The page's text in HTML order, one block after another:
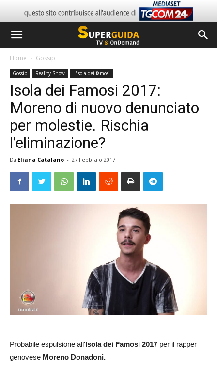
Home Gossip
Gossip Reality Show L'isola dei famosi
Isola dei Famosi 2017:
Moreno di nuovo denunciato
per molestie. Rischia
l’eliminazione?
Da Eliana Catalano - 27 Febbraio 2017
Probabile espulsione all’Isola dei Famosi 2017 per il rapper
genovese Moreno Donadoni.